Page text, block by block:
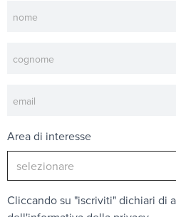
Area di interesse
Cliccando su "iscriviti" dichiari di